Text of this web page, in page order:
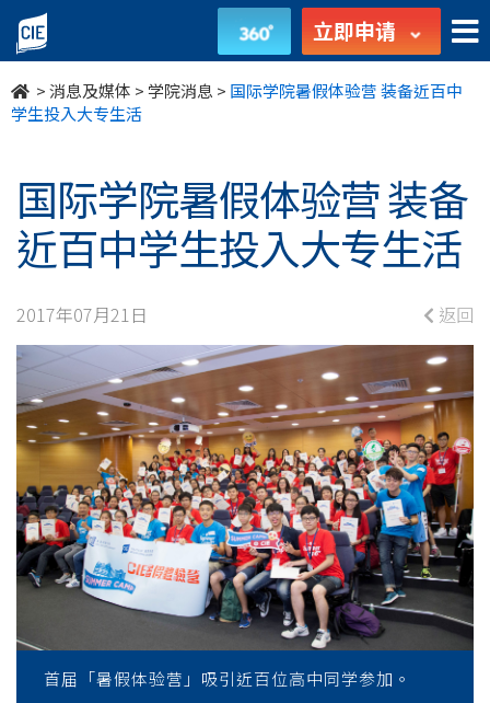
国
际
学
暑
假
体
验
营
装
备
近
百
中
立即申请
>消息及媒体 >学院消息 > 国际学院暑假体验营 装备近百中
学生投入大专生活
国际学院暑假体验营 装备
近百中学生投入大专生活
2017年07月21日 返回
首届「暑假体验营」吸引近百位高中同学参加。